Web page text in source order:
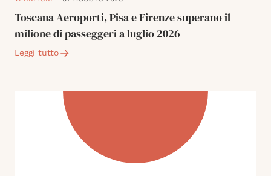
Toscana Aeroporti, Pisa e Firenze superano il
milione di passeggeri a luglio 2026
Leggi tutto